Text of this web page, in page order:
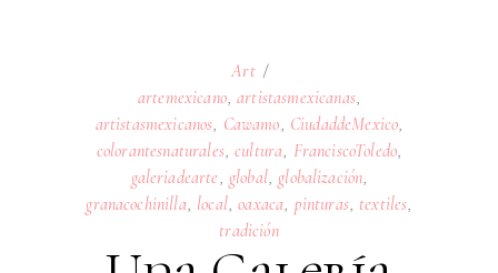
Art
artemexicano,artistasmexicanas,
artistasmexicanos, Cawamo, CiudaddeMexico,
colorantesnaturales,cultura, FranciscoToledo,
galeriadearte, global, globalización,
granacochinilla, local,oaxaca, pinturas, textiles,
tradición